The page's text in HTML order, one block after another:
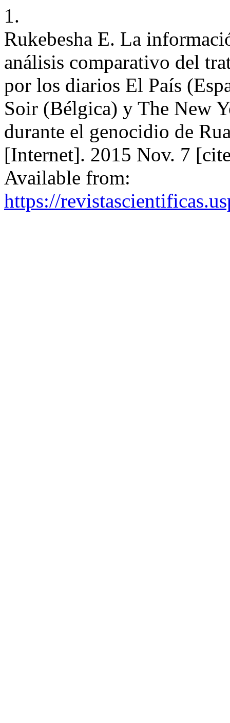
1.
Rukebesha E. La
análisis comparativo del
por los diarios El País
Soir (Bélgica) y The New
durante el genocidio de
[Internet]. 2015 Nov. 7
Available from:
https://